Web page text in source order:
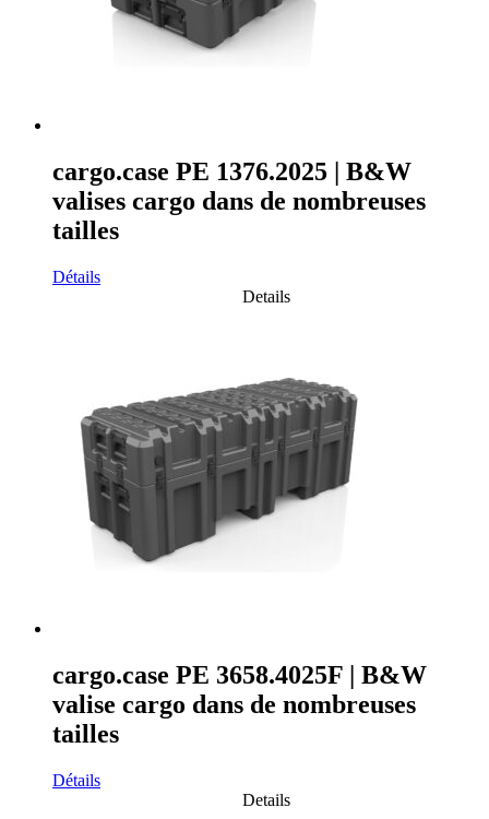
cargo.case PE 1376.2025 | B&W
valises cargo dans de nombreuses
tailles
Détails
Details
cargo.case PE 3658.4025F | B&W
valise cargo dans de nombreuses
tailles
Détails
Details